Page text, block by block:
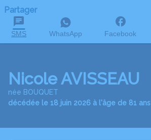
Partager
SMS WhatsApp Facebook
Nicole AVISSEAU
née BOUQUET
décédée le 18 juin 2026 à l'âge de 81 ans